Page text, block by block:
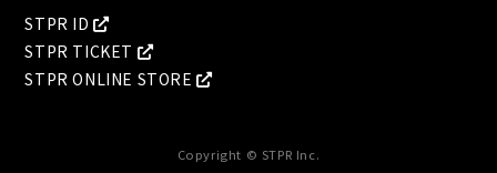
STPR ID
STPR TICKET
STPR ONLINE STORE
Copyright © STPR Inc.